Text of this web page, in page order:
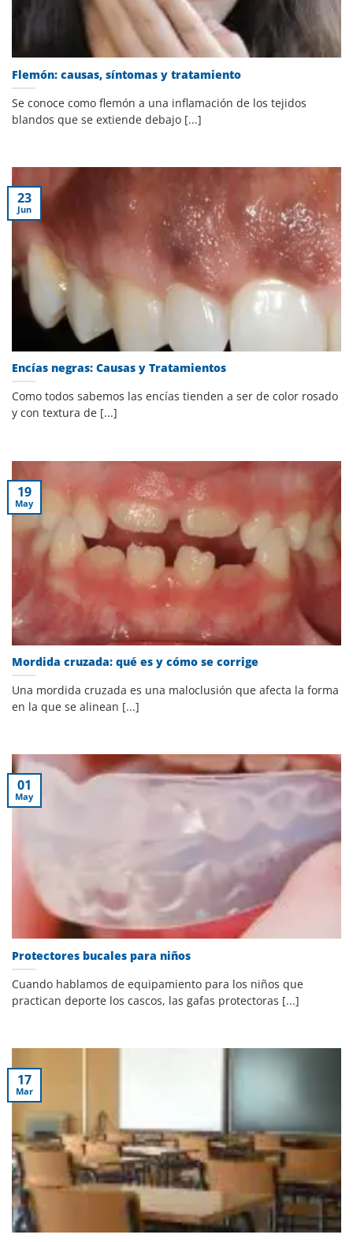
Flemón: causas, síntomas y tratamiento
Se conoce como flemón a una inflamación de los tejidos
blandos que se extiende debajo [...]
Encías negras: Causas y Tratamientos
Como todos sabemos las encías tienden a ser de color rosado
y con textura de [...]
23
Jun
Mordida cruzada: qué es y cómo se corrige
Una mordida cruzada es una maloclusión que afecta la forma
en la que se alinean [...]
19
May
Protectores bucales para niños
Cuando hablamos de equipamiento para los niños que
practican deporte los cascos, las gafas protectoras [...]
01
May
17
Mar